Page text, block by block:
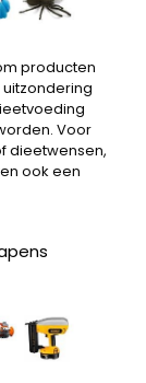
producten
Voor
dieetwensen,
ook een